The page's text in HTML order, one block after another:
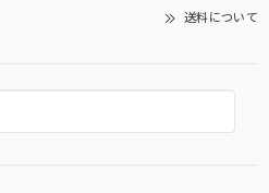
送料について